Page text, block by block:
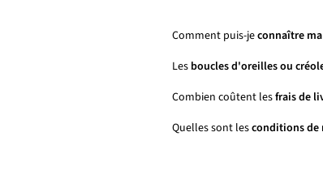
Comment puis-jeconnaître
Les boucles d'oreilles ou
Combien coûtent lesfrais de
Quelles sont lesconditions de